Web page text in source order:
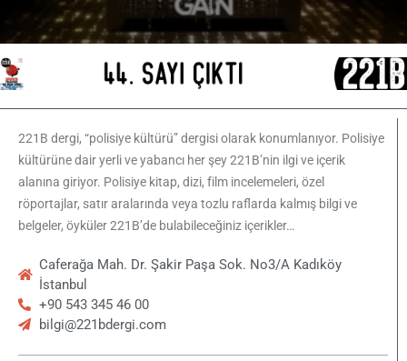
221B dergi, “polisiye kültürü” dergisi olarak konumlanıyor. Polisiye
kültürüne dair yerli ve yabancı her şey 221B’nin ilgi ve içerik
alanına giriyor. Polisiye kitap, dizi, film incelemeleri, özel
röportajlar, satır aralarında veya tozlu raflarda kalmış bilgi ve
belgeler, öyküler 221B’de bulabileceğiniz içerikler…
Caferağa Mah. Dr. Şakir Paşa Sok. No3/A Kadıköy
İstanbul
+90 543 345 46 00
bilgi@221bdergi.com